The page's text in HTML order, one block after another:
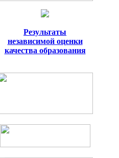
Результаты
независимой оценки
качества образования